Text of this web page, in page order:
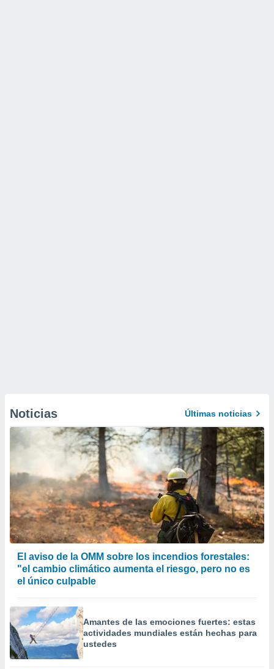
Noticias Últimas noticias
El aviso de la OMM sobre los incendios forestales:
"el cambio climático aumenta el riesgo, pero no es
el único culpable
Amantes de las emociones fuertes: estas
actividades mundiales están hechas para
ustedes